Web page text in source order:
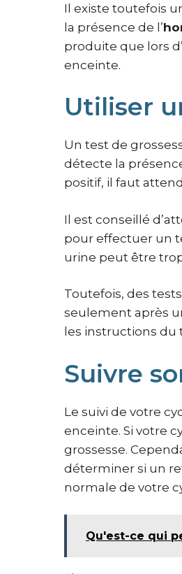
Il existe toutefois
la présence de l’
produite que lors
enceinte.
Utiliser
Un test de
détecte la
positif, il faut
Il est conseillé
pour effectuer un
urine peut être
Toutefois, des
seulement après
les instructions du
Suivre
Le suivi de votre
enceinte. Si votre
grossesse.
déterminer si un
normale de votre
Qu'est-ce qui